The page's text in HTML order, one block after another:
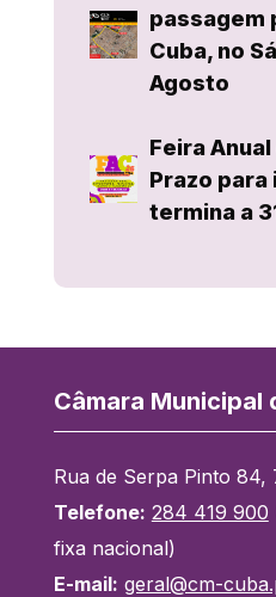
passagem
Cuba, no
Agosto
Feira
Prazo
termina a
Câmara Municipal
Rua de Serpa Pinto 84,
Telefone: 284 419 900
fixa nacional)
E-mail: geral@cm-